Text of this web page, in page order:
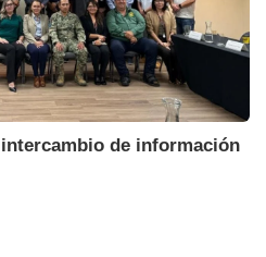
de información